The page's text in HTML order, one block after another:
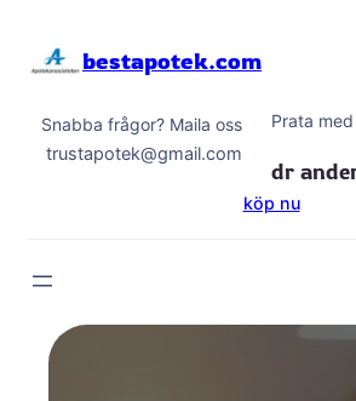
bestapotek.com
Snabba frågor? Maila oss
trustapotek@gmail.com
Prata
dr
köp nu